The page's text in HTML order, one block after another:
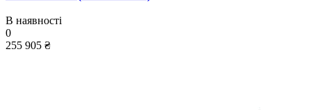
В наявності
0
255 905 ₴